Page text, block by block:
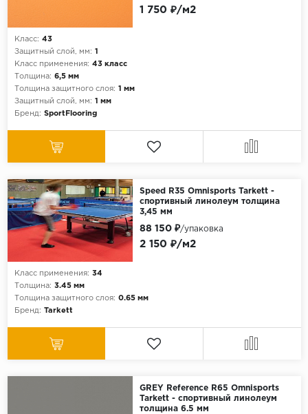
Класс: 43
Защитный слой, мм: 1
Класс применения: 43 класс
Толщина: 6,5 мм
Толщина защитного слоя: 1 мм
Защитный слой, мм: 1 мм
Бренд: SportFlooring
1 750 ₽/м2
Speed R35 Omnisports Tarkett -
спортивный линолеум толщина
3,45 мм
Класс применения: 34
Толщина: 3.45 мм
Толщина защитного слоя: 0.65 мм
Бренд: Tarkett
2 150 ₽/м2
88 150 ₽/упаковка
GREY Reference R65 Omnisports
Tarkett - спортивный линолеум
толщина 6.5 мм